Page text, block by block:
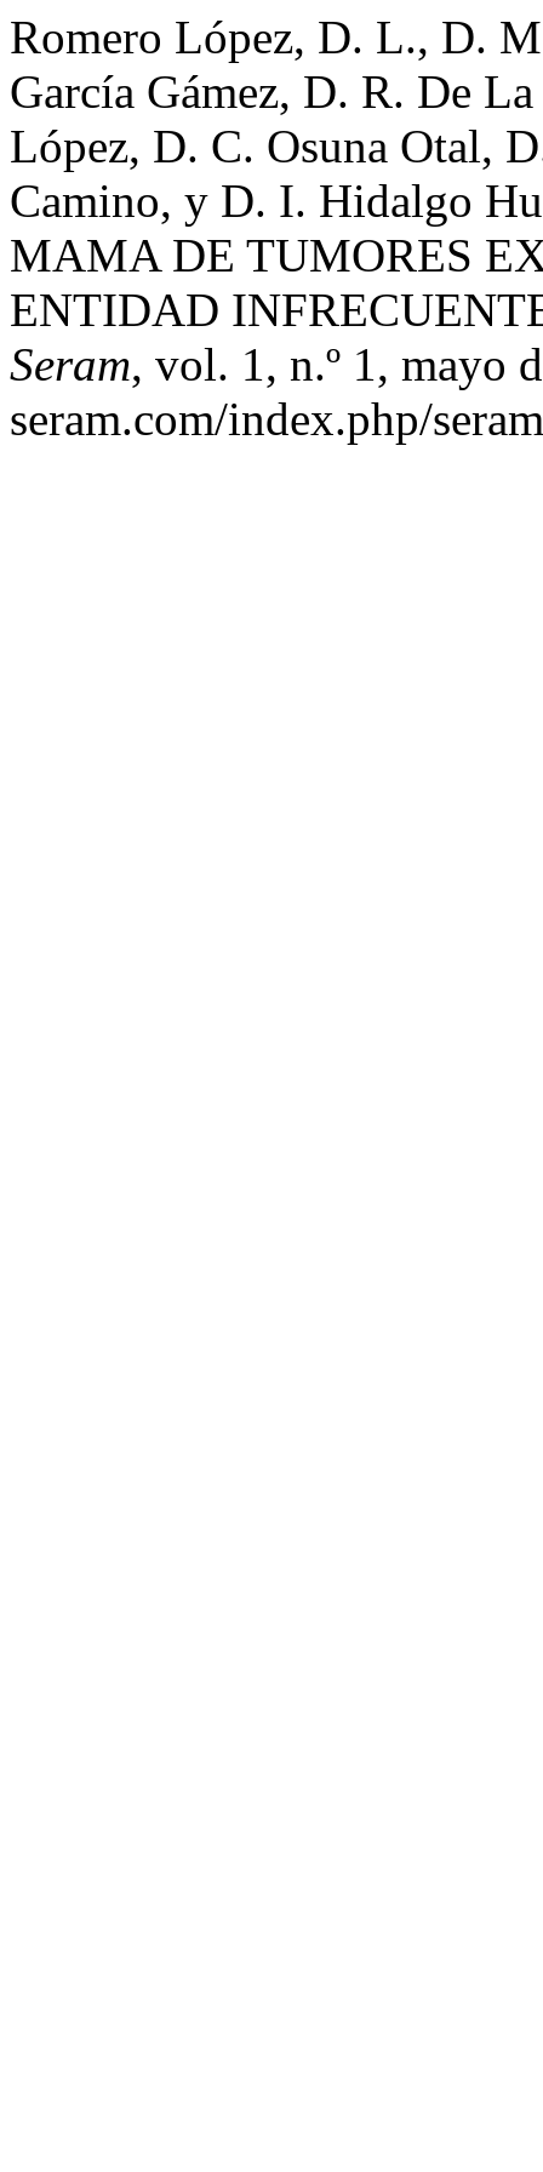
Romero López, D. L., D.
García Gámez, D. R. De
López, D. C. Osuna Otal,
Camino, y D. I. Hidalgo
MAMA DE TUMORES
ENTIDAD
Seram, vol. 1, n.º 1, mayo
seram.com/index.php/